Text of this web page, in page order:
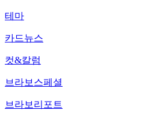
테마
카드뉴스
컷&칼럼
브라보스페셜
브라보리포트